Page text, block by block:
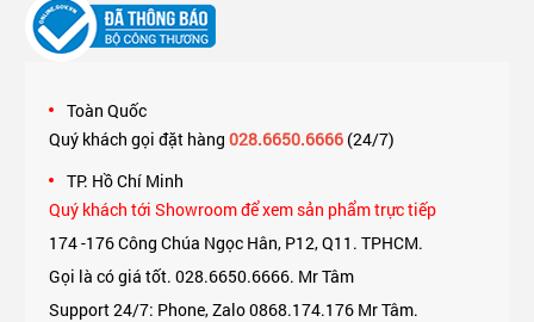
Toàn Quốc
Quý khách gọi đặt hàng 028.6650.6666(24/7)
TP. Hồ Chí Minh
Quý khách tới Showroom để xem sản phẩm trực tiếp
174 -176 Công Chúa Ngọc Hân, P12, Q11. TPHCM.
Gọi là có giá tốt. 028.6650.6666. Mr Tâm
Support 24/7: Phone, Zalo 0868.174.176 Mr Tâm.